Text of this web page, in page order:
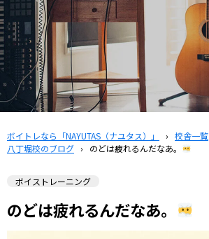
ボイトレなら「NAYUTAS（ナユタス）」 › 校舎一覧
八丁堀校のブログ › のどは疲れるんだなあ。
ボイストレーニング
のどは疲れるんだなあ。